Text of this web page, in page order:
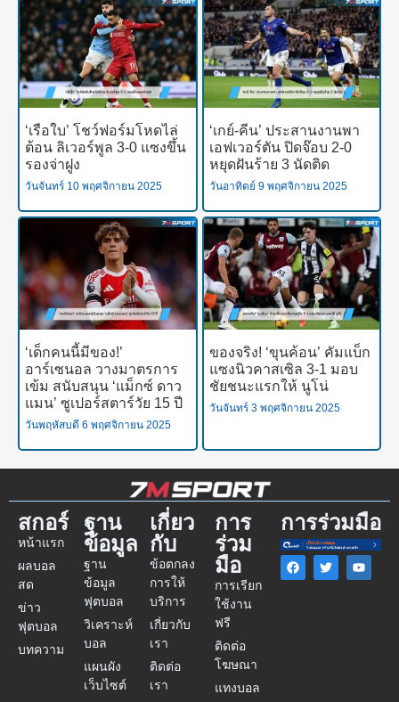
‘เรือใบ’ โชว์ฟอร์มโหดไล่
ต้อน ลิเวอร์พูล 3-0 แซงขึ้น
รองจ่าฝูง
วันจันทร์ 10 พฤศจิกายน 2025
‘เกย์-คีน’ ประสานงานพา
เอฟเวอร์ตัน ปิดจ๊อบ 2-0
หยุดฝันร้าย 3 นัดติด
วันอาทิตย์ 9 พฤศจิกายน 2025
‘เด็กคนนี้มีของ!’
อาร์เซนอล วางมาตรการ
เข้ม สนับสนุน ‘แม็กซ์ ดาว
แมน’ ซูเปอร์สตาร์วัย 15 ปี
วันพฤหัสบดี 6 พฤศจิกายน 2025
ของจริง! ‘ขุนค้อน’ คัมแบ็ก
แซงนิวคาสเซิล 3-1 มอบ
ชัยชนะแรกให้ นูโน่
วันจันทร์ 3 พฤศจิกายน 2025
สกอร์
หน้าแรก
ผลบอล
สด
ข่าว
ฟุตบอล
บทความ
ฐาน
ข้อมูล
ฐาน
ข้อมูล
ฟุตบอล
วิเคราะห์
บอล
แผนผัง
เว็บไซต์
เกี่ยว
กับ
ข้อตกลง
การให้
บริการ
เกี่ยวกับ
เรา
ติดต่อ
เรา
การ
ร่วม
มือ
การเรียก
ใช้งาน
ฟรี
ติดต่อ
โฆษณา
แทงบอล
การร่วมมือ